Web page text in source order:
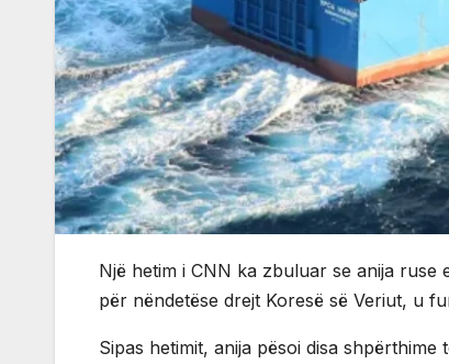
Një hetim i CNN ka zbuluar se anija
për nëndetëse drejt Koresë së Veriut, u
Sipas hetimit, anija pësoi disa